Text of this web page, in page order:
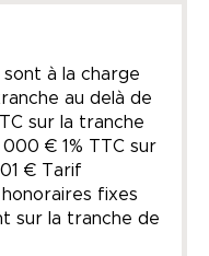
sont à la charge
au delà de
sur la tranche
€ 1% TTC sur
€ Tarif
fixes
sur la tranche de